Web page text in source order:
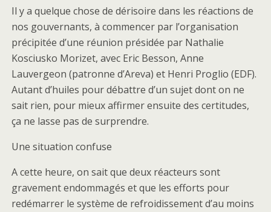
Il y a quelque chose de dérisoire dans les réactions de
nos gouvernants, à commencer par l’organisation
précipitée d’une réunion présidée par Nathalie
Kosciusko Morizet, avec Eric Besson, Anne
Lauvergeon (patronne d’Areva) et Henri Proglio (EDF).
Autant d’huiles pour débattre d’un sujet dont on ne
sait rien, pour mieux affirmer ensuite des certitudes,
ça ne lasse pas de surprendre.
Une situation confuse
A cette heure, on sait que deux réacteurs sont
gravement endommagés et que les efforts pour
redémarrer le système de refroidissement d’au moins